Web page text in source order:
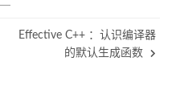
Effective C++ ：认识编译器
的默认生成函数